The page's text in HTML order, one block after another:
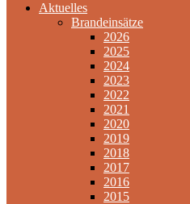
Aktuelles
Brandeinsätze
2026
2025
2024
2023
2022
2021
2020
2019
2018
2017
2016
2015